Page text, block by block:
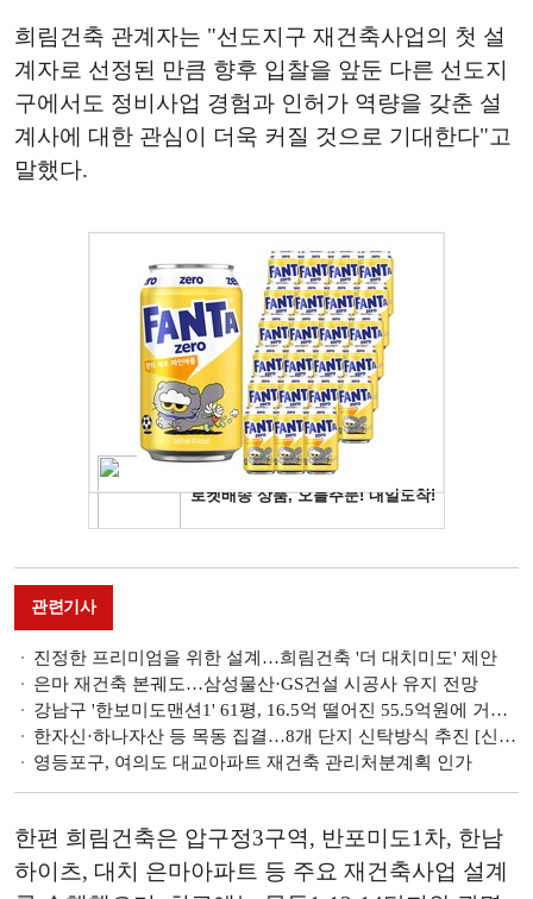
희림건축 관계자는 "선도지구 재건축사업의 첫 설
계자로 선정된 만큼 향후 입찰을 앞둔 다른 선도지
구에서도 정비사업 경험과 인허가 역량을 갖춘 설
계사에 대한 관심이 더욱 커질 것으로 기대한다"고
말했다.
관련기사
진정한 프리미엄을 위한 설계…희림건축 '더 대치미도' 제안
은마 재건축 본궤도…삼성물산·GS건설 시공사 유지 전망
강남구 '한보미도맨션1' 61평, 16.5억 떨어진 55.5억원에 거래 [일일 하락가]
한자신·하나자산 등 목동 집결…8개 단지 신탁방식 추진 [신탁 부흥기-上]
영등포구, 여의도 대교아파트 재건축 관리처분계획 인가
한편 희림건축은 압구정3구역, 반포미도1차, 한남
하이츠, 대치 은마아파트 등 주요 재건축사업 설계